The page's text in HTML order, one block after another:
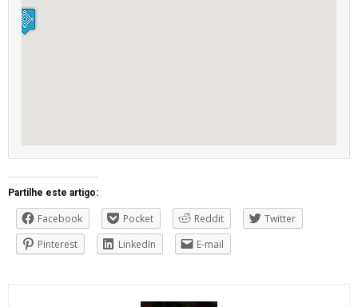
Partilhe este artigo:
Facebook Pocket Reddit
Twitter
Pinterest
LinkedIn E-mail